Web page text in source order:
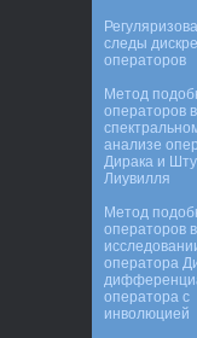
следы
операторов
Метод
операторов в
анализе
Дирака и
Лиувилля
Метод
операторов в
оператора
оператора с
инволюцией